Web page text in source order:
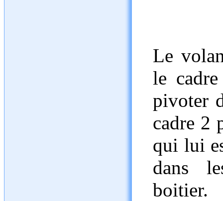
Le
le
pivoter
cadre 2
qui lui
dans
boitier.